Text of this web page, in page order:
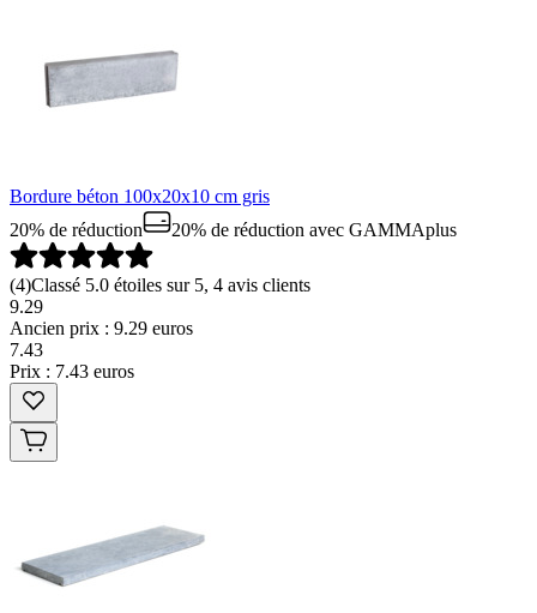
Bordure béton 100x20x10 cm gris
20% de réduction
20% de réduction avec GAMMAplus
(4)Classé 5.0 étoiles sur 5, 4 avis clients
9.29
Ancien prix : 9.29 euros
7.43
Prix : 7.43 euros